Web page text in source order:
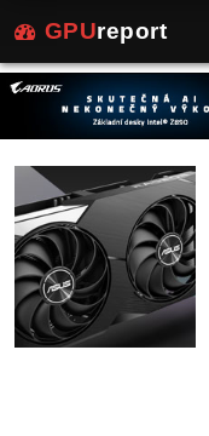
GPUreport